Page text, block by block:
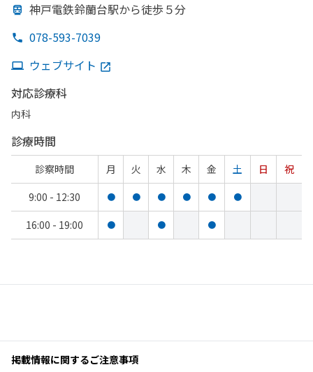
神戸電鉄鈴蘭台駅から徒歩５分
078-593-7039
ウェブサイト
対応診療科
内科
診療時間
診察時間 月 火 水 木 金 土 日
祝
9:00 - 12:30
● ● ● ● ● ●
16:00 - 19:00 ● ● ●
掲載情報に関するご注意事項